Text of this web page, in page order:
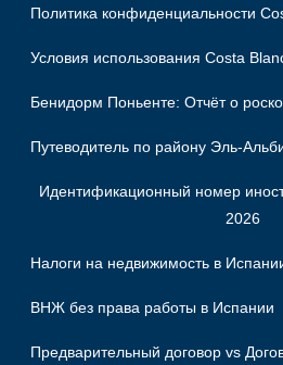
Политика конфиденциальности
Условия использования Costa
Бенидорм Поньенте: Отчёт о
Путеводитель по району Эль-
Идентификационный номер
2026
Налоги на недвижимость в
ВНЖ без права работы в Испании
Предварительный договор vs